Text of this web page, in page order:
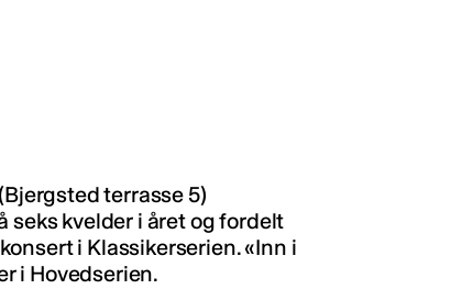
terrasse 5)
seks kvelder i året og fordelt
i Klassikerserien. «Inn i
i Hovedserien.